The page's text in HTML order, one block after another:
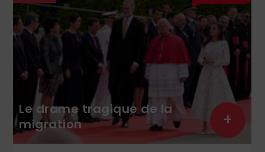
Le drame tragique de la
migration
+